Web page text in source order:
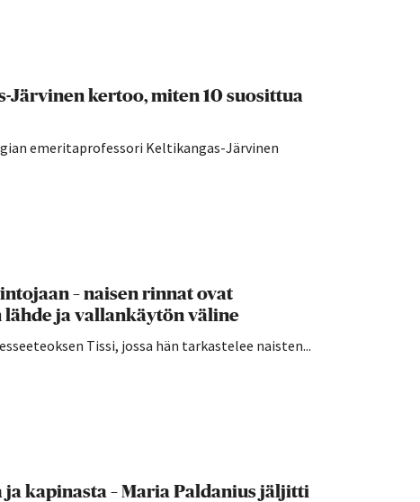
Järvinen kertoo, miten 10 suosittua
emeritaprofessori Keltikangas-Järvinen
– naisen rinnat ovat
lähde ja vallankäytön väline
Tissi, jossa hän tarkastelee naisten...
kapinasta – Maria Paldanius jäljitti